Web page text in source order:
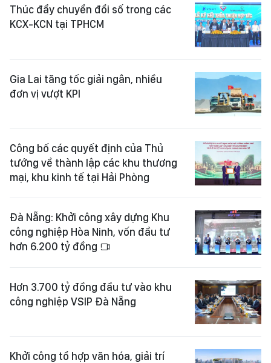
Thúc đẩy chuyển đổi số trong các
KCX-KCN tại TPHCM
Gia Lai tăng tốc giải ngân, nhiều
đơn vị vượt KPI
Công bố các quyết định của Thủ
tướng về thành lập các khu thương
mại, khu kinh tế tại Hải Phòng
Đà Nẵng: Khởi công xây dựng Khu
công nghiệp Hòa Ninh, vốn đầu tư
hơn 6.200 tỷ đồng
Hơn 3.700 tỷ đồng đầu tư vào khu
công nghiệp VSIP Đà Nẵng
Khởi công tổ hợp văn hóa, giải trí